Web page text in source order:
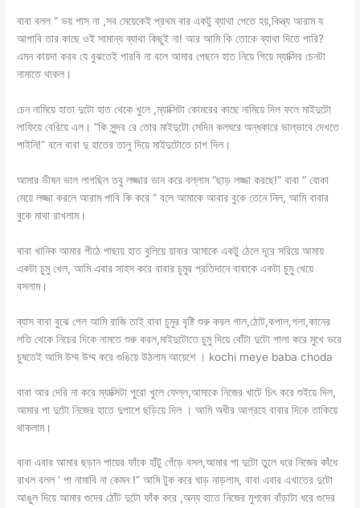
বাবা বলল “ ভয় পাস না ,সব মেয়েকেই প্রথম বার একটু ব্যাথা পেতে হয়,কিন্ত্য আরাম য
আপাবি তার কাছে ওই সামান্য ব্যাথা কিছুই না! আর আমি কি তোকে ব্যাথা দিতে পারি?
এমন কায়দা করব যে বুঝতেই পারবি না বলে আমার পেছনে হাত নিয়ে গিয়ে ম্যাক্সির চেনটা
নামাতে থাকল।
চেন নামিয়ে হাতা দুটো হাত থেকে খুলে ,ম্যাক্সিটা কোমরের কাছে নামিয়ে দিল ফলে মাইদুটো
লাফিয়ে বেরিয়ে এল। “কি সুন্দর রে তোর মাইদুটো সেদিন কলঘরে অন্ধকারে ভাল্ভাবে দেখতে
পাইনি!” বলে বাবা দু হাতের তালু দিয়ে মাইদুটোতে চাপ দিল।
আমার ভীষন ভাল লাগছিল তবু লজ্জার ভান করে বল্লাম “ছাড় লজ্জা করছে!” বাবা “ বোকা
মেয়ে লজ্জা করলে আরাম পাবি কি করে “ বলে আমাকে আবার বুকে তেনে নিল, আমি বাবার
বুকে মাথা রাখলাম।
বাবা খানিক আমার পীঠে পাছায় হাত বুলিয়ে য়াবার আমাকে একটু ঠেলে দূরে সরিয়ে আমায়
একটা চুমু খেল, আমি এবার সাহস করে বাবার চুমুর প্রতিদানে বাবাকে একটা চুমু খেয়ে
বসলাম।
ব্যাস বাবা বুঝে গেল আমি রাজি তাই বাবা চুমুর বৃষ্টি শুরু করল গাল,ঠোট,কপাল,গলা,কানের
লতি থেকে নিচের দিকে নামতে শুরু করল,মাইদুটোতে চুমু দিয়ে বোঁটা দুটো পালা করে মুখে ভরে
চুষতেই আমি উম্ম উম্ম করে গুঙিয়ে উঠলাম আয়েশে । kochi meye baba choda
বাবা আর দেরি না করে ম্যাক্সিটা পুরো খুলে ফেল্ল,আমাকে নিজের খাটে চিৎ করে শুইয়ে দিল,
আমার পা দুটো নিজের হাতে দুপাশে ছড়িয়ে দিল । আমি অধীর আগ্রহে বাবার দিকে তাকিয়ে
থাকলাম।
বাবা এবার আমার ছড়ান পায়ের ফাঁকে হাঁটু গেঁড়ে বসল,আমার পা দুটো তুলে ধরে নিজের কাঁধে
রাখল বলল ‘ পা নামাবি না কেমন !” আমি টুক করে ঘাড় নাড়লাম, বাবা এবার এখাতের দুটো
আঙুল দিয়ে আমার গুদের ঠোঁট দুটো ফাঁক করে ,অন্য হাতে নিজের মুশকো বাঁড়াটা ধরে গুদের